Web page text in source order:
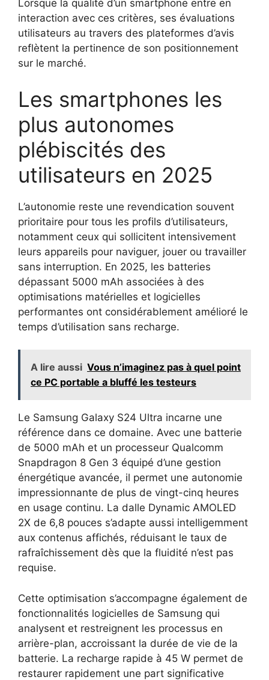
Lorsque la qualité d’un smartphone entre en
interaction avec ces critères, ses évaluations
utilisateurs au travers des plateformes d’avis
reflètent la pertinence de son positionnement
sur le marché.
Les smartphones les
plus autonomes
plébiscités des
utilisateurs en 2025
L’autonomie reste une revendication souvent
prioritaire pour tous les profils d’utilisateurs,
notamment ceux qui sollicitent intensivement
leurs appareils pour naviguer, jouer ou travailler
sans interruption. En 2025, les batteries
dépassant 5000 mAh associées à des
optimisations matérielles et logicielles
performantes ont considérablement amélioré le
temps d’utilisation sans recharge.
A lire aussi Vous n’imaginez pas à quel point
ce PC portable a bluffé les testeurs
Le Samsung Galaxy S24 Ultra incarne une
référence dans ce domaine. Avec une batterie
de 5000 mAh et un processeur Qualcomm
Snapdragon 8 Gen 3 équipé d’une gestion
énergétique avancée, il permet une autonomie
impressionnante de plus de vingt-cinq heures
en usage continu. La dalle Dynamic AMOLED
2X de 6,8 pouces s’adapte aussi intelligemment
aux contenus affichés, réduisant le taux de
rafraîchissement dès que la fluidité n’est pas
requise.
Cette optimisation s’accompagne également de
fonctionnalités logicielles de Samsung qui
analysent et restreignent les processus en
arrière-plan, accroissant la durée de vie de la
batterie. La recharge rapide à 45 W permet de
restaurer rapidement une part significative